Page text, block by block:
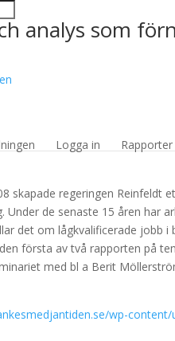
analys som
Logga in Rapporter
först (nya och
skapade regeringen Reinfeldt
Under de senaste 15 åren har
det om lågkvalificerade jobb
första av två rapporten på
med bl a Berit
wp-content/